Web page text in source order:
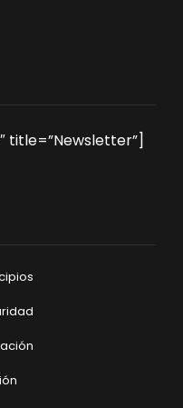
title=”Newsletter”]